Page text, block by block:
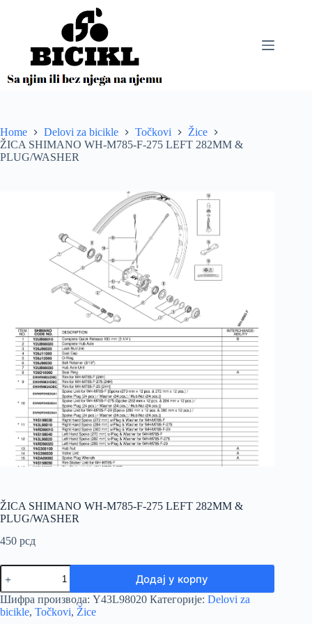
Home Delovi za bicikle Točkovi
Žice
ŽICA SHIMANO WH-M785-F-275 LEFT 282MM &
PLUG/WASHER
ŽICA SHIMANO WH-M785-F-275 LEFT 282MM &
PLUG/WASHER
450 рсд
ŽICA
SHIMANO
WH-
M785-
F-
Додај у корпу
Шифра производа: Y43L98020 Категорије: Delovi za
bicikle, Točkovi, Žice